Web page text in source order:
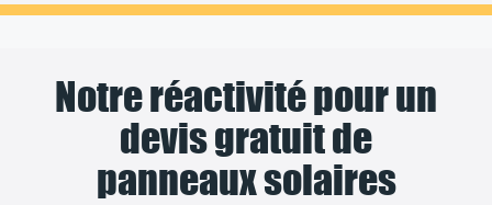
Notre réactivité pour un
devis gratuit de
panneaux solaires